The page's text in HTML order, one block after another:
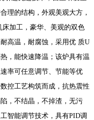
理的结构，外观美观大方，
床加工，豪华、美观的双色
高温，耐腐蚀， 采用优 质U
，能快速降温；该炉具有温
率可任意调节 、节能等优
控工艺构筑而成，抗热震性
，不结晶，不掉渣，无污
智能调节技术，具有PID调